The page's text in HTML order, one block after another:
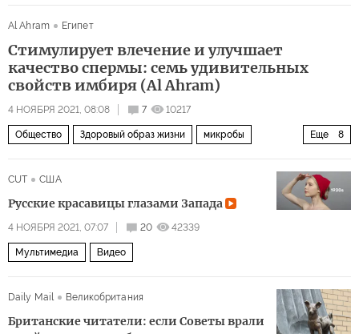
Al Ahram
Египет
Стимулирует влечение и улучшает
качество спермы: семь удивительных
свойств имбиря (Al Ahram)
4 НОЯБРЯ 2021, 08:08 7 10217
Еще 8
Общество Здоровый образ жизни микробы
CUT США
Русские красавицы глазами Запада
4 НОЯБРЯ 2021, 07:07 20 42339
Мультимедиа Видео
Daily Mail Великобритания
Британские читатели: если Советы врали